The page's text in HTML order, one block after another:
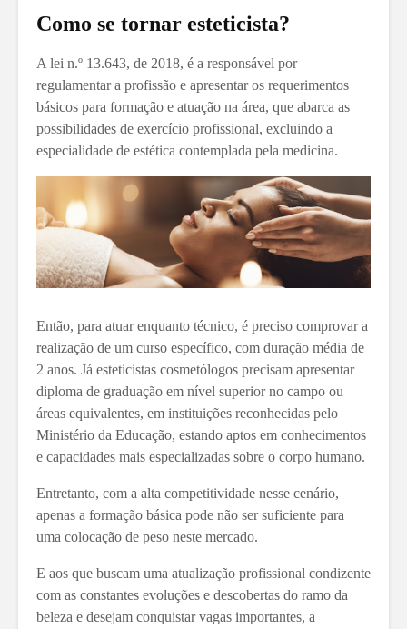
Como se tornar esteticista?
A lei n.º 13.643, de 2018, é a responsável por
regulamentar a profissão e apresentar os requerimentos
básicos para formação e atuação na área, que abarca as
possibilidades de exercício profissional, excluindo a
especialidade de estética contemplada pela medicina.
Então, para atuar enquanto técnico, é preciso comprovar a
realização de um curso específico, com duração média de
2 anos. Já esteticistas cosmetólogos precisam apresentar
diploma de graduação em nível superior no campo ou
áreas equivalentes, em instituições reconhecidas pelo
Ministério da Educação, estando aptos em conhecimentos
e capacidades mais especializadas sobre o corpo humano.
Entretanto, com a alta competitividade nesse cenário,
apenas a formação básica pode não ser suficiente para
uma colocação de peso neste mercado.
E aos que buscam uma atualização profissional condizente
com as constantes evoluções e descobertas do ramo da
beleza e desejam conquistar vagas importantes, a